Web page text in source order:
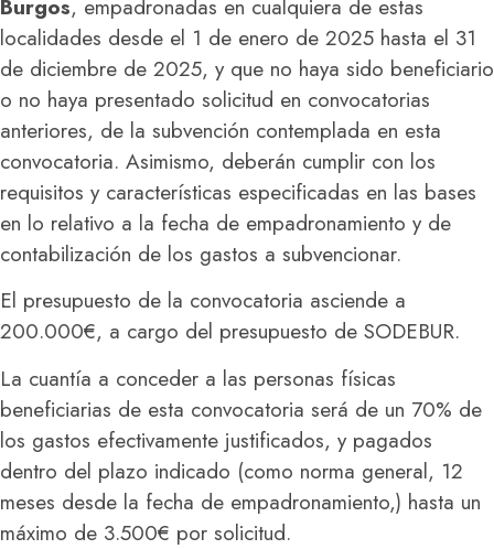
Burgos, empadronadas en cualquiera de estas
localidades desde el 1 de enero de 2025 hasta el 31
de diciembre de 2025, y que no haya sido beneficiario
o no haya presentado solicitud en convocatorias
anteriores, de la subvención contemplada en esta
convocatoria. Asimismo, deberán cumplir con los
requisitos y características especificadas en las bases
en lo relativo a la fecha de empadronamiento y de
contabilización de los gastos a subvencionar.
El presupuesto de la convocatoria asciende a
200.000€, a cargo del presupuesto de SODEBUR.
La cuantía a conceder a las personas físicas
beneficiarias de esta convocatoria será de un 70% de
los gastos efectivamente justificados, y pagados
dentro del plazo indicado (como norma general, 12
meses desde la fecha de empadronamiento,) hasta un
máximo de 3.500€ por solicitud.